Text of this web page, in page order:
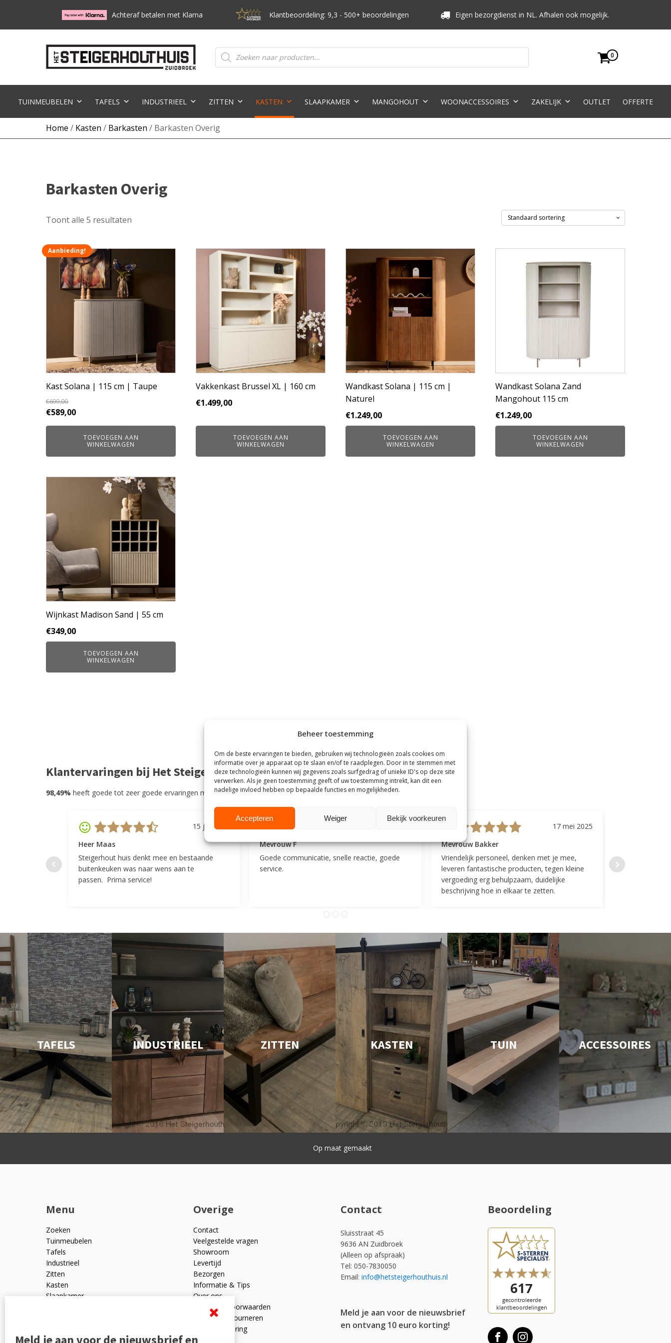
Beheer toestemming
Om de beste ervaringen te bieden, gebruiken wij technologieën zoals cookies om
informatie over je apparaat op te slaan en/of te raadplegen. Door in te stemmen met
deze technologieën kunnen wij gegevens zoals surfgedrag of unieke ID's op deze site
verwerken. Als je geen toestemming geeft of uw toestemming intrekt, kan dit een
nadelige invloed hebben op bepaalde functies en mogelijkheden.
Accepteren Weiger Bekijk voorkeuren
Achteraf betalen met Klarna Klantbeoordeling: 9,3 - 500+ beoordelingen Eigen bezorgdienst in NL. Afhalen ook mogelijk.
Producten
zoeken
0
TUINMEUBELEN TAFELS INDUSTRIEEL ZITTEN KASTEN SLAAPKAMER MANGOHOUT WOONACCESSOIRES ZAKELIJK OUTLET OFFERTE
Home / Kasten / Barkasten / Barkasten Overig
Barkasten Overig
Toont alle 5 resultaten
Aanbieding!
Kast Solana | 115 cm | Taupe
€699,00
Oorspronkelijke
prijs
€589,00Huidige
prijs
is:
€589,00.
TOEVOEGEN AAN
WINKELWAGEN
Vakkenkast Brussel XL | 160 cm
€1.499,00
TOEVOEGEN AAN
WINKELWAGEN
Wandkast Solana | 115 cm |
Naturel
€1.249,00
TOEVOEGEN AAN
WINKELWAGEN
Wandkast Solana Zand
Mangohout 115 cm
€1.249,00
TOEVOEGEN AAN
WINKELWAGEN
Wijnkast Madison Sand | 55 cm
€349,00
TOEVOEGEN AAN
WINKELWAGEN
Klantervaringen bij Het Steigerhouthuis
98,49% heeft goede tot zeer goede ervaringen met Het Steigerhouthuis op basis van meer dan 500 beoordelingen
15 juli 2025
Heer Maas
Steigerhout huis denkt mee en bestaande
buitenkeuken was naar wens aan te
passen. Prima service!
Mevrouw F
Goede communicatie, snelle reactie, goede
service.
17 mei 2025
Mevrouw Bakker
Vriendelijk personeel, denken met je mee,
leveren fantastische producten, tegen kleine
vergoeding erg behulpzaam, duidelijke
beschrijving hoe in elkaar te zetten.
Top geregeld!
indelingen die
TAFELS INDUSTRIEEL ZITTEN KASTEN TUIN ACCESSOIRES
Snelle levering
Menu
Zoeken
Tuinmeubelen
Tafels
Industrieel
Zitten
Kasten
Slaapkamer
Outlet
Overige
Contact
Veelgestelde vragen
Showroom
Levertijd
Bezorgen
Informatie & Tips
Over ons
Algemene voorwaarden
Ruilen en retourneren
Privacyverklaring
Reviewpolicy
Contact
Sluisstraat 45
9636 AN Zuidbroek
(Alleen op afspraak)
Tel: 050-7830050
Email: info@hetsteigerhouthuis.nl
Meld je aan voor de nieuwsbrief
en ontvang 10 euro korting!
Beoordeling
Meld je aan voor de nieuwsbrief en